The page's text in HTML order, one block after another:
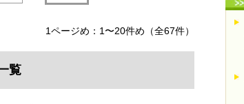
1ページめ：1〜20件め（全67件）
覧